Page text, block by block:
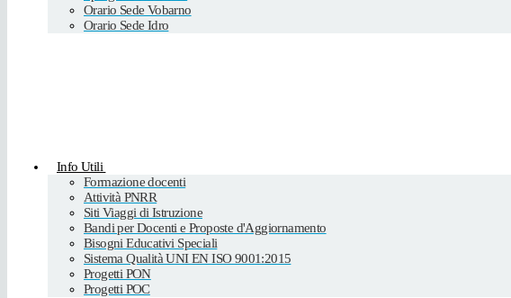
Orario Sede Vobarno
Orario Sede Idro
Info Utili
Formazione docenti
Attività PNRR
Siti Viaggi di Istruzione
Bandi per Docenti e Proposte d'Aggiornamento
Bisogni Educativi Speciali
Sistema Qualità UNI EN ISO 9001:2015
Progetti PON
Progetti POC